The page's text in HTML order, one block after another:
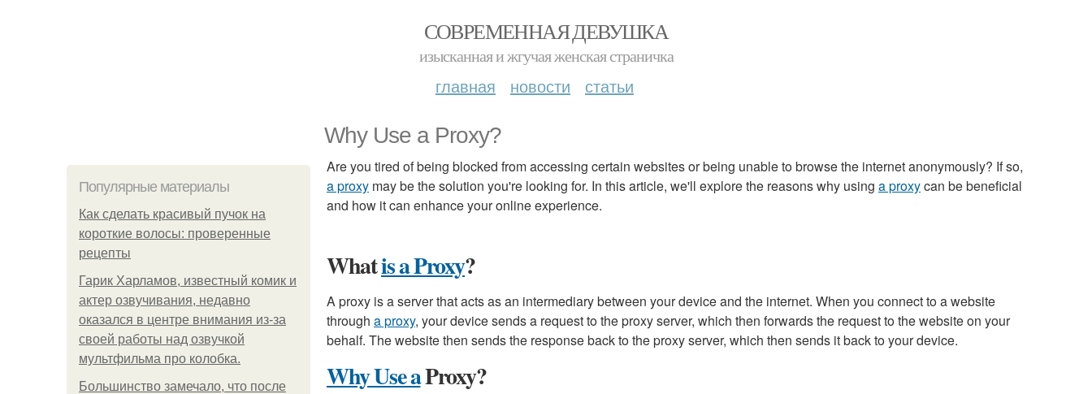
СОВРЕМЕННАЯ ДЕВУШКА
изысканная и жгучая женская страничка
главная новости статьи
Why Use a Proxy?
Популярные материалы
Как сделать красивый пучок на
короткие волосы: проверенные
рецепты
Гарик Харламов, известный комик и
актер озвучивания, недавно
оказался в центре внимания из-за
своей работы над озвучкой
мультфильма про колобка.
Большинство замечало, что после
Are you tired of being blocked from accessing certain websites or being unable to browse the internet anonymously? If so,
a proxy may be the solution you're looking for. In this article, we'll explore the reasons why using a proxycan be beneficial
and how it can enhance your online experience.
Whatis a Proxy?
A proxy is a server that acts as an intermediary between your device and the internet. When you connect to a website
through a proxy, your device sends a request to the proxy server, which then forwards the request to the website on your
behalf. The website then sends the response back to the proxy server, which then sends it back to your device.
Why Use aProxy?